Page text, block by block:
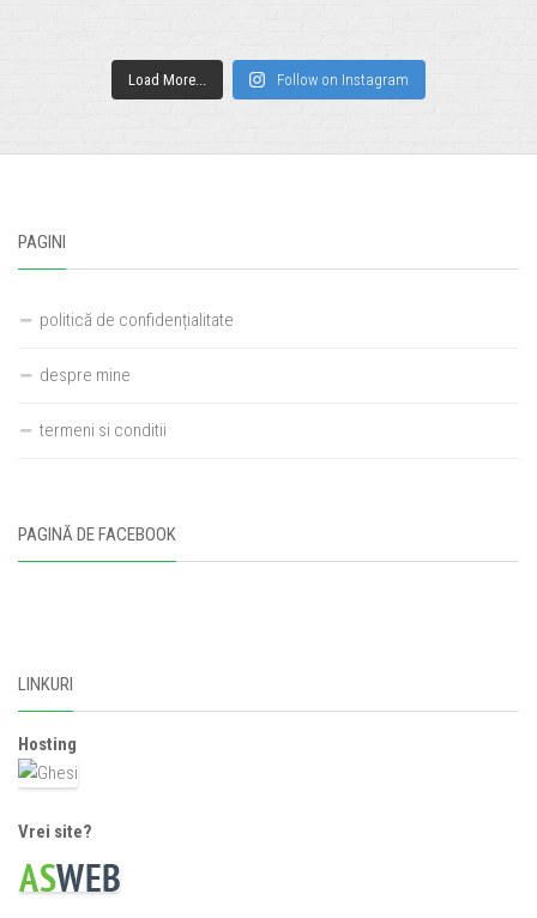
Load More... Follow on Instagram
PAGINI
politică de confidențialitate
despre mine
termeni si conditii
PAGINĂ DE FACEBOOK
LINKURI
Hosting
Vrei site?